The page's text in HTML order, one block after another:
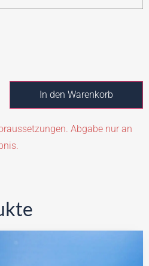
In den Warenkorb
Abgabe nur an